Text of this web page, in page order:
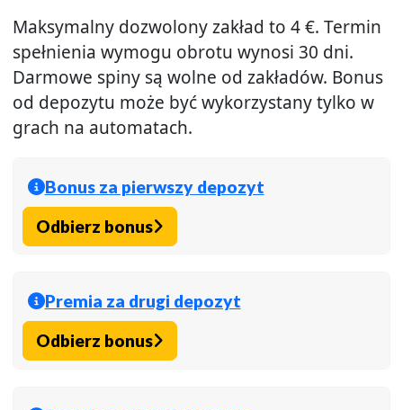
Maksymalny dozwolony zakład to 4 €. Termin
spełnienia wymogu obrotu wynosi 30 dni.
Darmowe spiny są wolne od zakładów. Bonus
od depozytu może być wykorzystany tylko w
grach na automatach.
Bonus za pierwszy depozyt
Odbierz bonus
Premia za drugi depozyt
Odbierz bonus